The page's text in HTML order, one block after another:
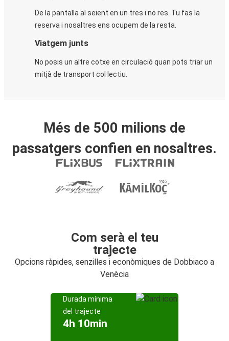
De la pantalla al seient en un tres i no res. Tu fas la
reserva i nosaltres ens ocupem de la resta.
Viatgem junts
No posis un altre cotxe en circulació quan pots triar un
mitjà de transport col·lectiu.
Més de 500 milions de
passatgers confien en nosaltres.
Com serà el teu
trajecte
Opcions ràpides, senzilles i econòmiques de Dobbiaco a
Venècia
Durada mínima
del trajecte
4h 10min